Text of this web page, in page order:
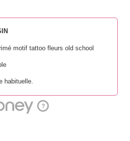
motif tattoo fleurs old school
habituelle.
?